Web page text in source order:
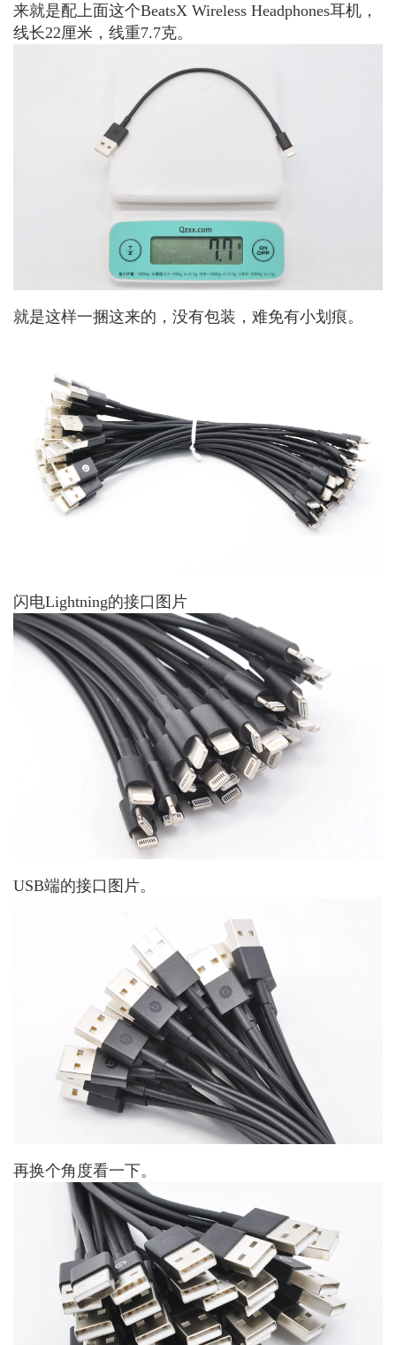
来就是配上面这个BeatsX Wireless Headphones耳机，
线长22厘米，线重7.7克。
就是这样一捆这来的，没有包装，难免有小划痕。
闪电Lightning的接口图片
USB端的接口图片。
再换个角度看一下。